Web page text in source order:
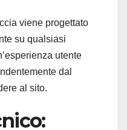
viene progettato
su qualsiasi
utente
dal
al sito.